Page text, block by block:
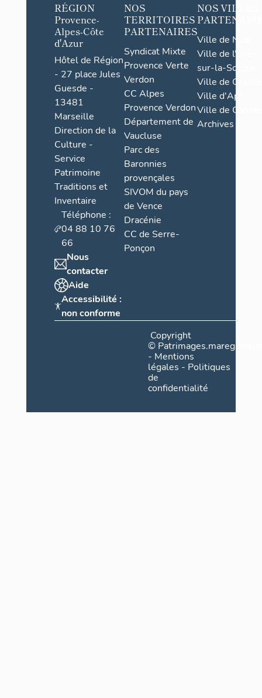
RÉGION
Provence-
Alpes-Côte
d'Azur
Hôtel de Région
- 27 place Jules
Guesde -
13481
Marseille
Direction de la
Culture -
Service
Patrimoine
Traditions et
Inventaire
Téléphone :
04 88 10 76
66
Nous
contacter
Aide
Accessibilité :
non conforme
NOS
TERRITOIRES
PARTENAIRES
Syndicat Mixte
Provence Verte
Verdon
CC Alpes
Provence Verdon
Département de
Vaucluse
Parc des
Baronnies
provençales
SIVOM du pays
de Vence
Dracénie
CC de Serre-
Ponçon
NOS VILLES
Ville de Nice
Ville de l'Isle-
sur-la-Sorgue
Ville de Grasse
Ville d'Apt
Ville de
Archives
Copyright
©
- Mentions
légales - Politiques
de
confidentialité